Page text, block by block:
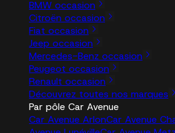
BMW occasion
Citroën occasion
Fiat occasion
Jeep occasion
Mercedes-Benz occasion
Peugeot occasion
Renault occasion
Découvrez toutes nos marques
Par pôle Car Avenue
Car Avenue ArlonCar Avenue